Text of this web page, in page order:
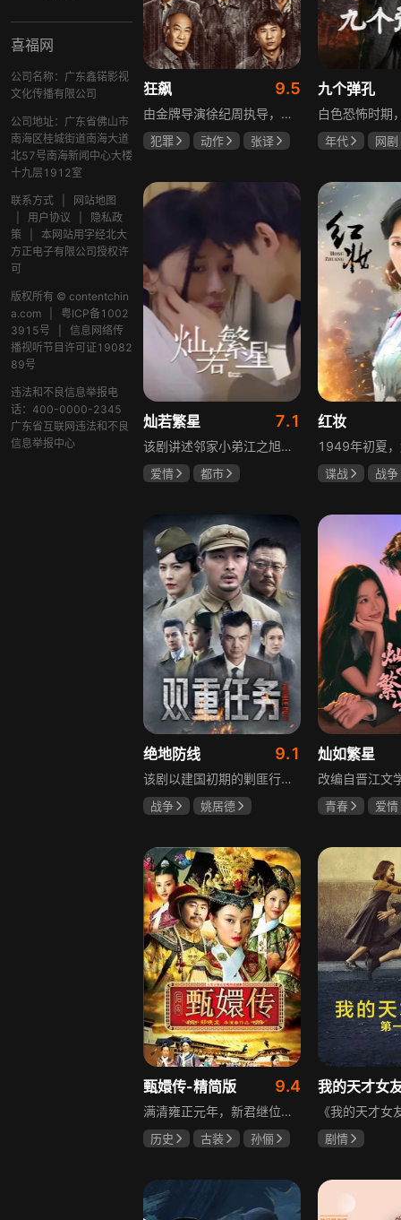
喜福网
公司名称：广东鑫锘影视
文化传播有限公司
公司地址：广东省佛山市
南海区桂城街道南海大道
北57号南海新闻中心大楼
十九层1912室
联系方式
网站地图
用户协议
隐私政
策
本网站用字经北大
方正电子有限公司授权许
可
版权所有 © contentchin
a.com
粤ICP备1002
3915号
信息网络传
播视听节目许可证19082
89号
违法和不良信息举报电
话：400-0000-2345
广东省互联网违法和不良
信息举报中心
狂飙 9.5
由金牌导演徐纪周执导，张译、张颂文、李一桐、张志坚、吴刚领衔主演，倪大红、韩童生、李建义特邀主演的中央政法委重点项目。一部扫黑除恶坚决斗争的回忆录，横跨20年的群像叙事全景式展现时代变迁下的黑白较量与复杂人性。
犯罪 动作
张译
九个弹孔
年代
网剧
灿若繁星 7.1
该剧讲述邻家小弟江之旭留学归来，竟成了夏千星的顶头上司。从小管着江之旭、事事压他一头的夏千星无法接受，两人互不服气，在公司内外明争暗斗。江之旭借职位刁难夏千星，夏千星则用姐姐身份压制他，然而夏千星不知道，江之旭拼尽全力坐上这个位子，就是为了陪在她身边保护她。
爱情
都市
红妆
谍战
战争
绝地防线 9.1
该剧以建国初期的剿匪行动为背景，讲述中国人民解放军西线小分队追击黑山寺国民党残部的故事。小分队在执行任务过程中，严格遵照上级指示，既要完成军事目标，又全力保护沿途百姓的生命财产安全，同时对残部人员采取劝降与救治相结合的策略。最终，小分队成功控制了区域内的疫情，救出了愿意投诚的士兵，圆满完成了剿匪解救任务，展现了解放军的优良作风与使命担当。
战争
姚居德
灿如繁星
青春
爱情
甄嬛传-精简版 9.4
满清雍正元年，新君继位后朝堂看似祥和实则暗流涌动，后宫华妃与皇后分庭抗礼，各方势力裹挟其中凶险异常，太后主持选秀拉开帷幕，大理寺少卿甄远道长女甄嬛意外得雍正赏识步入皇宫，在皇后与华妃的夹击下，甄嬛小心周旋忍辱负重，不得不用智慧保护自己，一次次卷入残酷宫闱斗争。
历史 古装
孙俪
我的天才女
剧情